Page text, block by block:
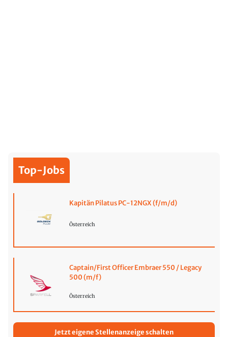
Top-Jobs
Kapitän Pilatus PC-12NGX (f/m/d)
Österreich
Captain/First Officer Embraer 550 / Legacy
500 (m/f)
Österreich
Jetzt eigene Stellenanzeige schalten